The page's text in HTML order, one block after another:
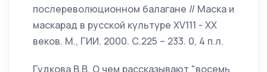
послереволюционном балагане // Маска и
маскарад в русской культуре XV111 - XX
веков. М., ГИИ. 2000. С.225 – 233. 0, 4 п.л.
Гудкова В.В. О чем рассказывают "восемь